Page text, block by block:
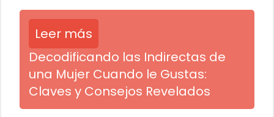
Leer más
Decodificando las Indirectas de
una Mujer Cuando le Gustas:
Claves y Consejos Revelados